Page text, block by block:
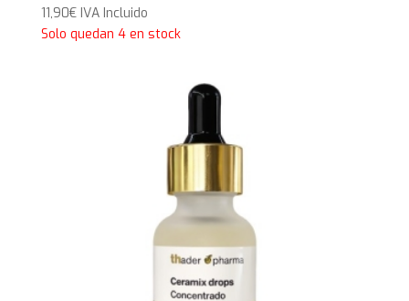
11,90€ IVA Incluido
Solo quedan 4 en stock